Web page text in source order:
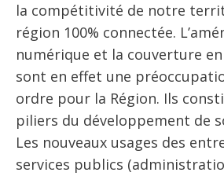
la compétitivité de notre
région 100% connectée.
numérique et la couverture
sont en effet une
ordre pour la Région. Ils
piliers du développement de
Les nouveaux usages des
services publics